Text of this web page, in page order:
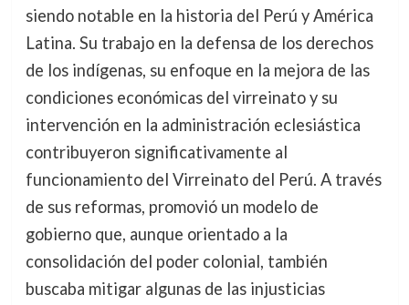
siendo notable en la historia del Perú y América
Latina. Su trabajo en la defensa de los derechos
de los indígenas, su enfoque en la mejora de las
condiciones económicas del virreinato y su
intervención en la administración eclesiástica
contribuyeron significativamente al
funcionamiento del Virreinato del Perú. A través
de sus reformas, promovió un modelo de
gobierno que, aunque orientado a la
consolidación del poder colonial, también
buscaba mitigar algunas de las injusticias